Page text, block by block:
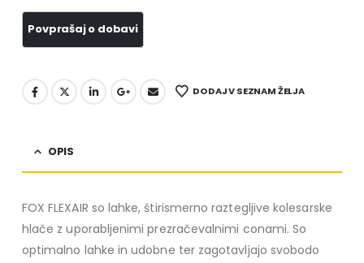
DODAJ V SEZNAM ŽELJA
OPIS
FOX FLEXAIR so lahke, štirismerno raztegljive kolesarske
hlače z uporabljenimi prezračevalnimi conami. So
optimalno lahke in udobne ter zagotavljajo svobodo